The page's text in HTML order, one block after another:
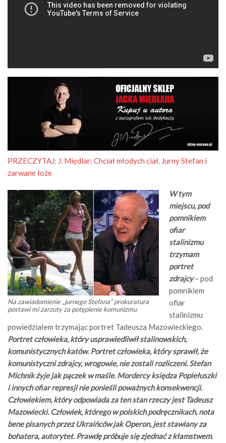
PRZECZYTAJ: J. Międlar: Chciał młodych ciał. Jurny Stefan i
zarwane łoże
Na zawiadomienie „jurnego Stefana” prokuratura
postawi mi zarzuty za potępienie komunizmu
W tym
miejscu, pod
pomnikiem
ofiar
stalinizmu
trzymam
portret
zdrajcy– pod
pomnikiem
ofiar
stalinizmu
powiedziałem trzymając portret Tadeusza Mazowieckiego.
Portret człowieka, który usprawiedliwił stalinowskich,
komunistycznych katów. Portret człowieka, który sprawił, że
komunistyczni zdrajcy, wrogowie, nie zostali rozliczeni. Stefan
Michnik żyje jak pączek w maśle. Mordercy księdza Popiełuszki
i innych ofiar represji nie ponieśli poważnych konsekwencji.
Człowiekiem, który odpowiada za ten stan rzeczy jest Tadeusz
Mazowiecki. Człowiek, którego w polskich podręcznikach, nota
bene pisanych przez Ukraińców jak Operon, jest stawiany za
bohatera, autorytet. Prawdę próbuje się zjednać z kłamstwem.